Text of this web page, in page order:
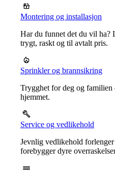
Montering og installasjon
Har du funnet det du vil ha?
trygt, raskt og til avtalt pris.
Sprinkler og brannsikring
Trygghet for deg og familien
hjemmet.
Service og vedlikehold
Jevnlig vedlikehold
forebygger dyre